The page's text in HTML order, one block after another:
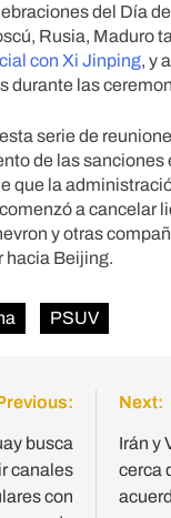
del Día
Rusia, Maduro
con Xi Jinping, y
durante las
serie de
de las
que la
a cancelar
y otras
hacia Beijing.
PSUV
busca
canales
con
Next:
Irán y
cerca